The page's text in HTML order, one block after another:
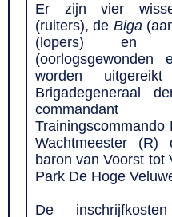
Er zijn vier
(ruiters), de Biga
(lopers)
(oorlogsgewonden
worden
Brigadegeneraal
Trainingscommando
Wachtmeester
baron van Voorst tot
Park De Hoge
De